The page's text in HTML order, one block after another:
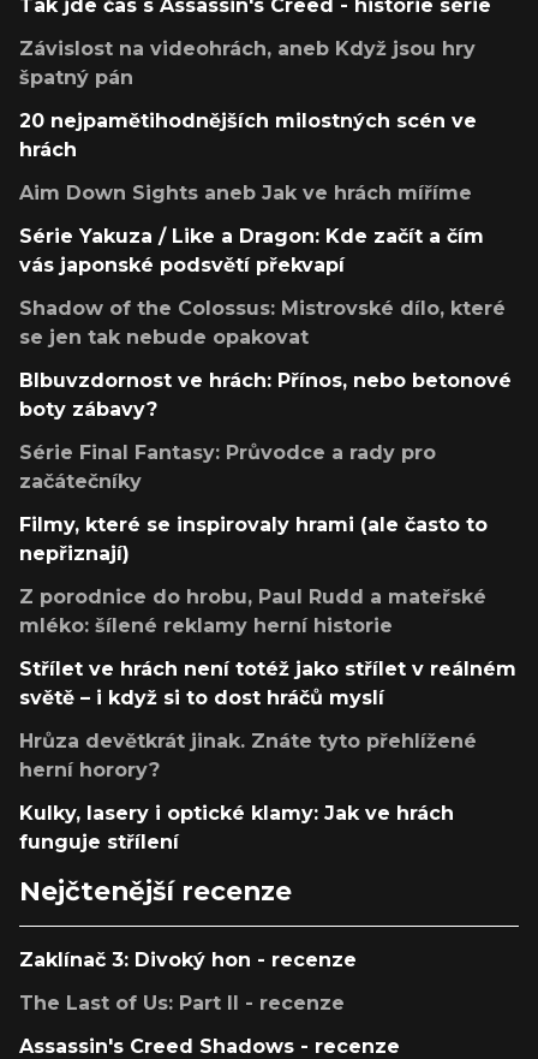
Tak jde čas s Assassin's Creed - historie série
Závislost na videohrách, aneb Když jsou hry
špatný pán
20 nejpamětihodnějších milostných scén ve
hrách
Aim Down Sights aneb Jak ve hrách míříme
Série Yakuza / Like a Dragon: Kde začít a čím
vás japonské podsvětí překvapí
Shadow of the Colossus: Mistrovské dílo, které
se jen tak nebude opakovat
Blbuvzdornost ve hrách: Přínos, nebo betonové
boty zábavy?
Série Final Fantasy: Průvodce a rady pro
začátečníky
Filmy, které se inspirovaly hrami (ale často to
nepřiznají)
Z porodnice do hrobu, Paul Rudd a mateřské
mléko: šílené reklamy herní historie
Střílet ve hrách není totéž jako střílet v reálném
světě – i když si to dost hráčů myslí
Hrůza devětkrát jinak. Znáte tyto přehlížené
herní horory?
Kulky, lasery i optické klamy: Jak ve hrách
funguje střílení
Nejčtenější recenze
Zaklínač 3: Divoký hon - recenze
The Last of Us: Part II - recenze
Assassin's Creed Shadows - recenze